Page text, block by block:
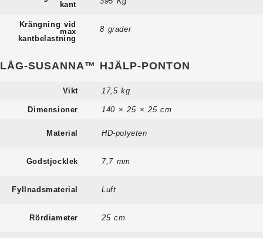
kant
Krängning vid
max
kantbelastning
8 grader
LÅG-SUSANNA™ HJÄLP-PONTON
Vikt 17,5 kg
Dimensioner 140 × 25 × 25 cm
Material HD-polyeten
Godstjocklek 7,7 mm
Fyllnadsmaterial Luft
Rördiameter 25 cm